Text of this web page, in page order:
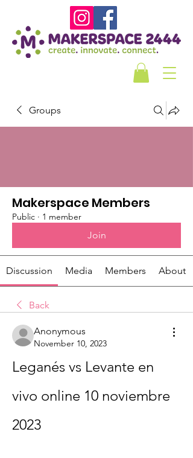
Groups
Makerspace Members
Public · 1 member
Join
Discussion Media Members About
Back
Anonymous
November 10, 2023
Leganés vs Levante en
vivo online 10 noviembre
2023